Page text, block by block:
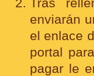
enviarán
el enlace
portal
pagar le